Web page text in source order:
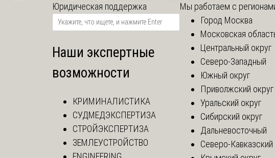
Юридическая поддержка
Наши экспертные
возможности
КРИМИНАЛИСТИКА
СУДМЕДЭКСПЕРТИЗА
СТРОЙЭКСПЕРТИЗА
ЗЕМЛЕУСТРОЙСТВО
Мы работаем с
Город Москва
Московская
Центральный округ
Северо-Западный
Южный округ
Приволжский округ
Уральский округ
Сибирский округ
Дальневосточный
Северо-Кавказский